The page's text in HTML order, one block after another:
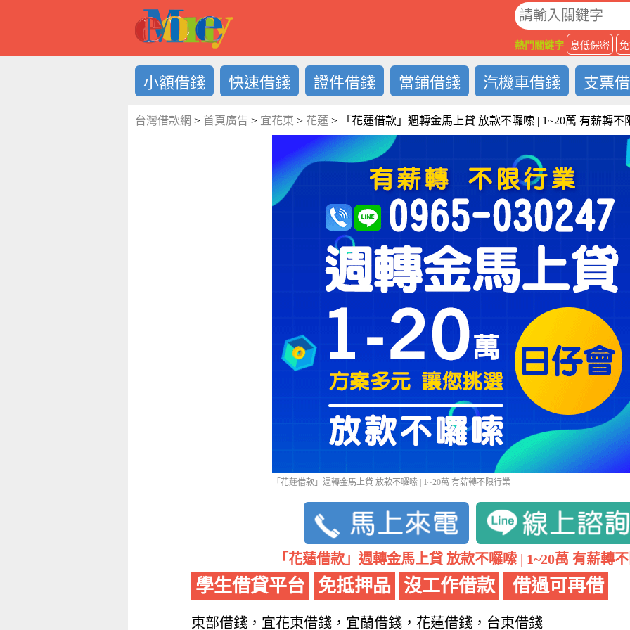
熱門關鍵字 息低保密
小額借錢 快速借錢 證件借錢 當鋪借錢 汽機車借錢 支票
台灣借款網 > 首頁廣告 > 宜花東 > 花蓮 > 「花蓮借款」週轉金馬上貸 放款不囉嗦 | 1~20萬 有薪轉不
「花蓮借款」週轉金馬上貸 放款不囉嗦 | 1~20萬 有薪轉不限行業
「花蓮借款」週轉金馬上貸 放款不囉嗦 | 1~20萬 有薪轉
學生借貸平台 免抵押品 沒工作借款 借過可再借
東部借錢，宜花東借錢，宜蘭借錢，花蓮借錢，台東借錢